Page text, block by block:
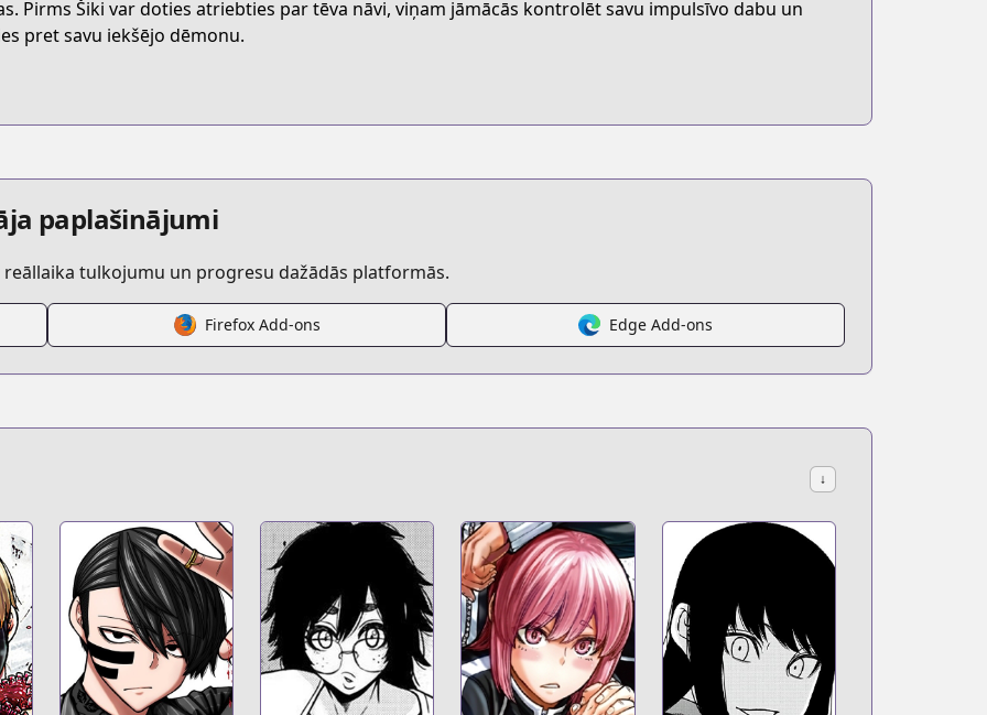
anki
Pirms Šiki var doties atriebties par tēva nāvi, viņam jāmācās kontrolēt savu impulsīvo dabu un
pret savu iekšējo dēmonu.
paplašinājumi
reāllaika tulkojumu un progresu dažādās platformās.
Firefox Add-ons Edge Add-ons
↓